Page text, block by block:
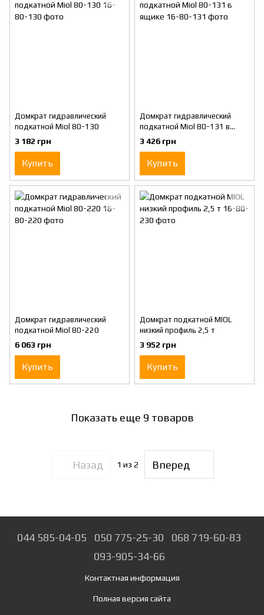
Домкрат гидравлический
подкатной Miol 80-130
3 182 грн
Купить
Домкрат гидравлический
подкатной Miol 80-131 в
ящике
3 426 грн
Купить
Домкрат гидравлический
подкатной Miol 80-220
6 063 грн
Купить
Домкрат подкатной MIOL
низкий профиль 2,5 т
3 952 грн
Купить
Показать еще 9 товаров
Назад 1 из 2 Вперед
044 585-04-05 050 775-25-30
068 719-60-83
093-905-34-66
Контактная информация
Полная версия сайта